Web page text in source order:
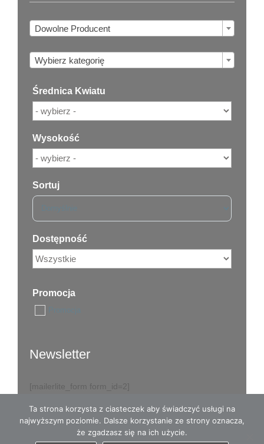
Dowolne Producent
Wybierz kategorię
Średnica Kwiatu
Wysokość
Sortuj
Sort Products
Dostępność
Promocja
Newsletter
[mailerlite_form form_id=2]
Ta strona korzysta z ciasteczek aby świadczyć usługi na
najwyższym poziomie. Dalsze korzystanie ze strony oznacza,
że zgadzasz się na ich użycie.